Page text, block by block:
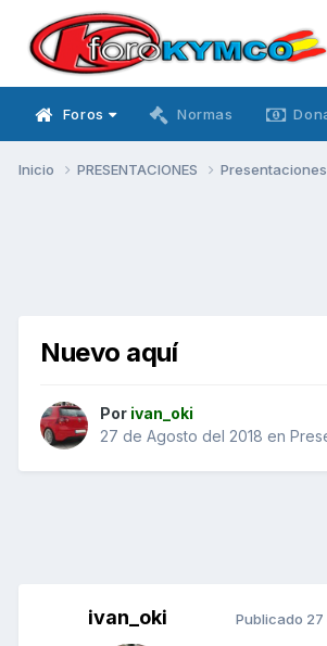
Foros Normas
Inicio PRESENTACIONES
Nuevo aquí
Por ivan_oki
27 de Agosto del 2018 en
ivan_oki Publicado 27